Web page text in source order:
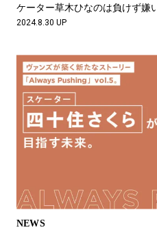
ケーター草木ひなのは負けず嫌い
2024.8.30 UP
NEWS